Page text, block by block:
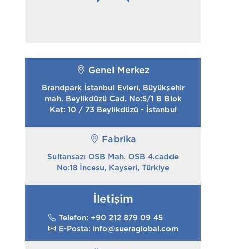
Genel Merkez
Brandpark İstanbul Evleri, Büyükşehir
mah. Beylikdüzü Cad. No:5/1 B Blok
Kat: 10 / 73 Beylikdüzü - İstanbul
Fabrika
Sultansazı OSB Mah. OSB 4.cadde
No:18 İncesu, Kayseri, Türkiye
İletişim
Telefon: +90 212 879 09 45
E-Posta: info@sueraglobal.com